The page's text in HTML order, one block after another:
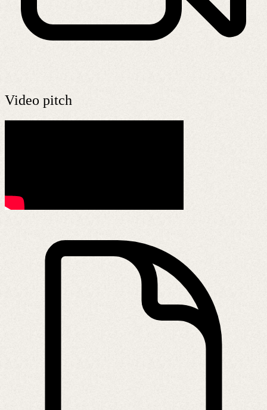
Video pitch